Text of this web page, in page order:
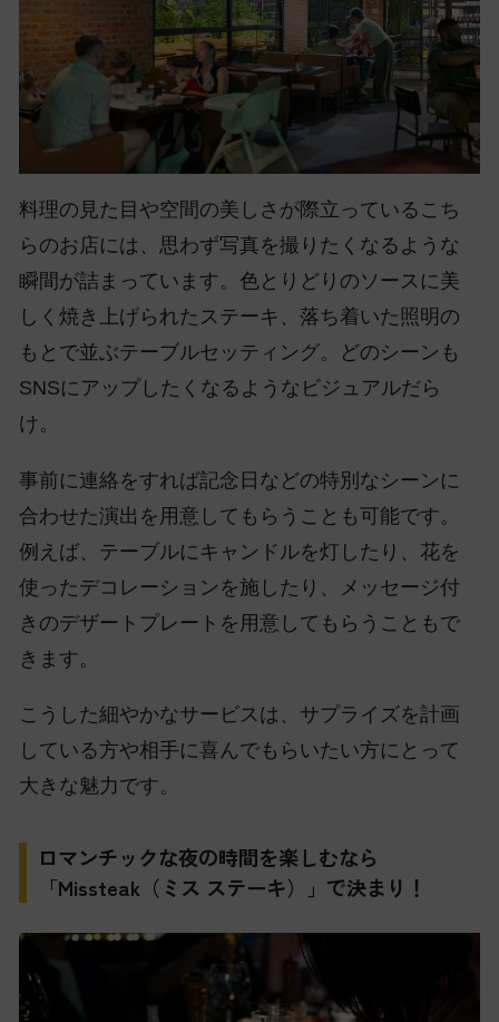
料理の見た目や空間の美しさが際立っているこち
らのお店には、思わず写真を撮りたくなるような
瞬間が詰まっています。色とりどりのソースに美
しく焼き上げられたステーキ、落ち着いた照明の
もとで並ぶテーブルセッティング。どのシーンも
SNSにアップしたくなるようなビジュアルだら
け。
事前に連絡をすれば記念日などの特別なシーンに
合わせた演出を用意してもらうことも可能です。
例えば、テーブルにキャンドルを灯したり、花を
使ったデコレーションを施したり、メッセージ付
きのデザートプレートを用意してもらうこともで
きます。
こうした細やかなサービスは、サプライズを計画
している方や相手に喜んでもらいたい方にとって
大きな魅力です。
ロマンチックな夜の時間を楽しむなら
「Missteak（ミス ステーキ）」で決まり！